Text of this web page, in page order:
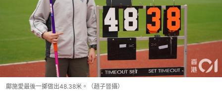
鄺施愛最後一擲做出48.38米。（趙子晉攝）